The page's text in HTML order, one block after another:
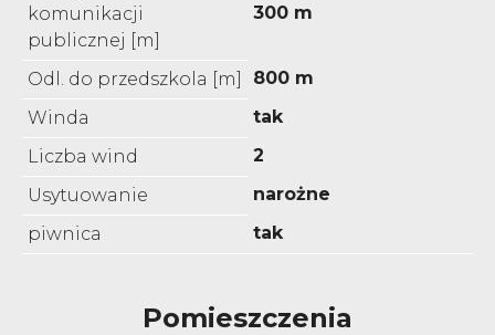
komunikacji
publicznej [m]
300 m
Odl. do przedszkola [m]
800 m
Winda
tak
Liczba wind
2
Usytuowanie
narożne
piwnica
tak
Pomieszczenia